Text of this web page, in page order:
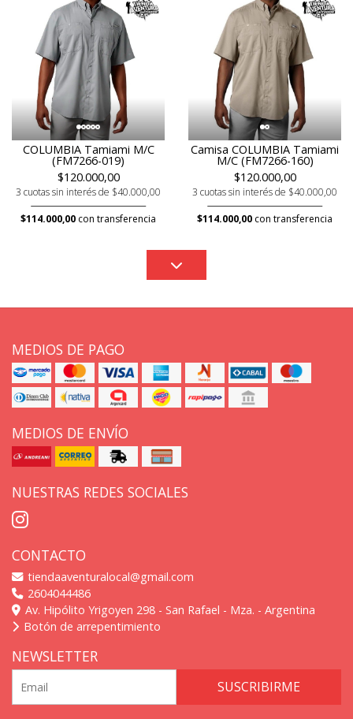
COLUMBIA Tamiami M/C
(FM7266-019)
$120.000,00
3 cuotas sin interés de $40.000,00
$114.000,00 con transferencia
Camisa COLUMBIA Tamiami
M/C (FM7266-160)
$120.000,00
3 cuotas sin interés de $40.000,00
$114.000,00 con transferencia
MEDIOS DE PAGO
MEDIOS DE ENVÍO
NUESTRAS REDES SOCIALES
CONTACTO
tiendaaventuralocal@gmail.com
2604044486
Av. Hipólito Yrigoyen 298 - San Rafael - Mza. - Argentina
Botón de arrepentimiento
NEWSLETTER
SUSCRIBIRME